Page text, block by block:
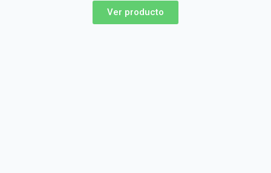
Ver producto